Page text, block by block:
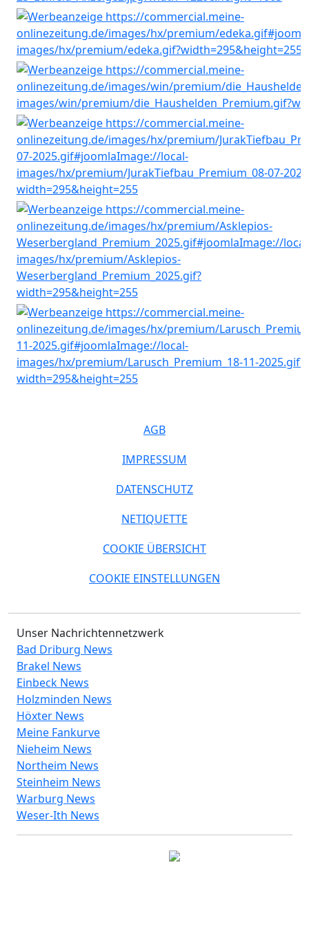
AGB
IMPRESSUM
DATENSCHUTZ
NETIQUETTE
COOKIE ÜBERSICHT
COOKIE EINSTELLUNGEN
Unser Nachrichtennetzwerk
Bad Driburg News
Brakel News
Einbeck News
Holzminden News
Höxter News
Meine Fankurve
Nieheim News
Northeim News
Steinheim News
Warburg News
Weser-Ith News